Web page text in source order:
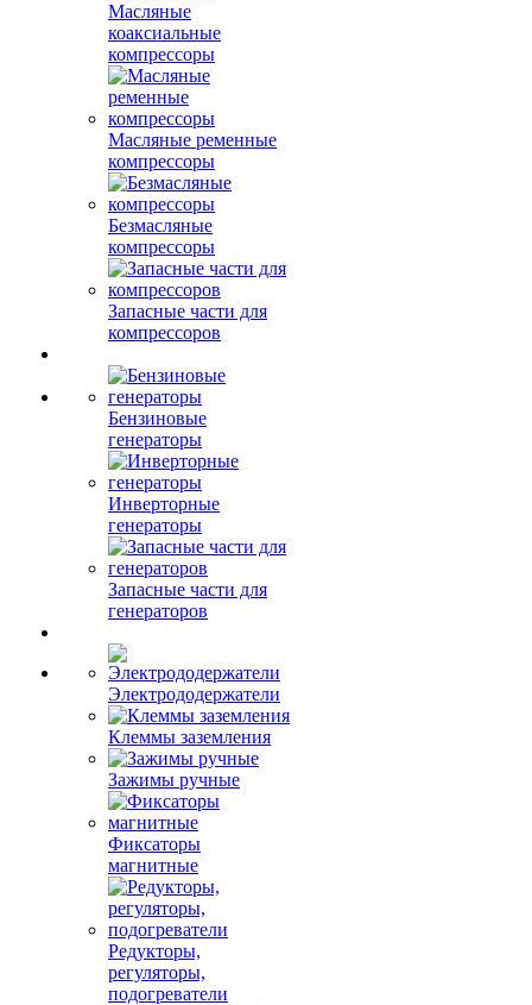
Масляные
коаксиальные
компрессоры
Масляные ременные
компрессоры
Безмасляные
компрессоры
Запасные части для
компрессоров
Бензиновые
генераторы
Инверторные
генераторы
Запасные части для
генераторов
Электрододержатели
Клеммы заземления
Зажимы ручные
Фиксаторы
магнитные
Редукторы,
регуляторы,
подогреватели